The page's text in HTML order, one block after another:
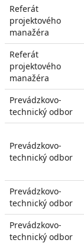
Referát
projektového
manažéra
Referát
projektového
manažéra
Prevádzkovo-
technický odbor
Prevádzkovo-
technický odbor
Prevádzkovo-
technický odbor
Prevádzkovo-
technický odbor